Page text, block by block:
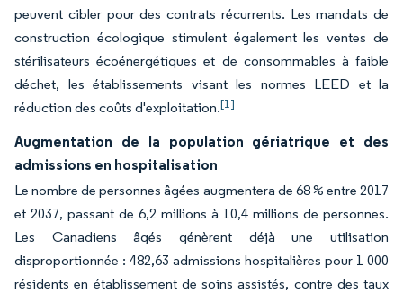
peuvent cibler pour des contrats récurrents. Les mandats de
construction écologique stimulent également les ventes de
stérilisateurs écoénergétiques et de consommables à faible
déchet, les établissements visant les normes LEED et la
réduction des coûts d'exploitation.[1]
Augmentation de la population gériatrique et des
admissions en hospitalisation
Le nombre de personnes âgées augmentera de 68 % entre 2017
et 2037, passant de 6,2 millions à 10,4 millions de personnes.
Les Canadiens âgés génèrent déjà une utilisation
disproportionnée : 482,63 admissions hospitalières pour 1 000
résidents en établissement de soins assistés, contre des taux